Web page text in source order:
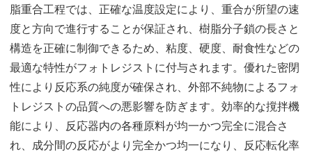
脂重合工程では、正確な温度設定により、重合が所望の速
度と方向で進行することが保証され、樹脂分子鎖の長さと
構造を正確に制御できるため、粘度、硬度、耐食性などの
最適な特性がフォトレジストに付与されます。優れた密閉
性により反応系の純度が確保され、外部不純物によるフォ
トレジストの品質への悪影響を防ぎます。効率的な撹拌機
能により、反応器内の各種原料が均一かつ完全に混合さ
れ、成分間の反応がより完全かつ均一になり、反応転化率